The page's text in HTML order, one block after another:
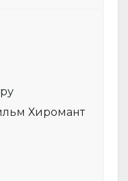
Хиромант